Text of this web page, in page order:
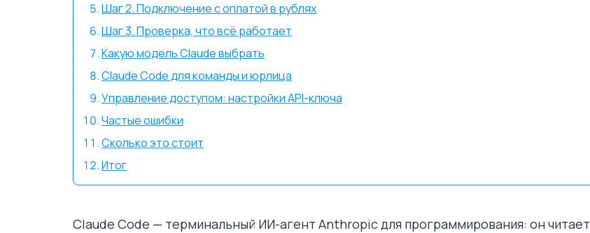
Шаг 2. Подключение с оплатой в рублях
Шаг 3. Проверка, что всё работает
Какую модель Claude выбрать
Claude Code для команды и юрлица
Управление доступом: настройки API-ключа
Частые ошибки
Сколько это стоит
Итог
Claude Code — терминальный ИИ-агент Anthropic для программирования: он читает